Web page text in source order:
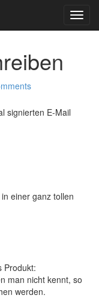
signierten E-Mail
einer ganz tollen
Produkt:
man nicht kennt, so
werden.